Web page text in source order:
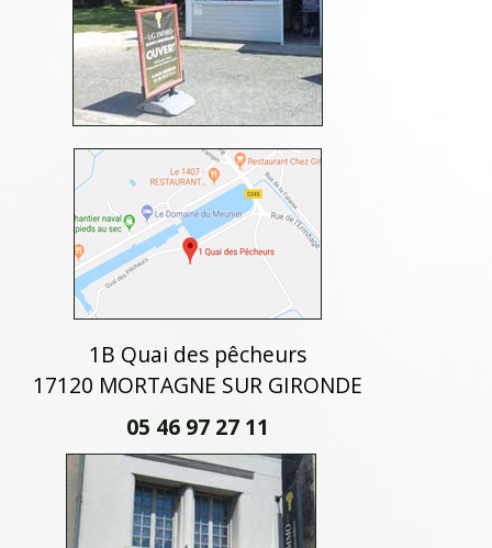
1B Quai des pêcheurs
17120 MORTAGNE SUR GIRONDE
05 46 97 27 11